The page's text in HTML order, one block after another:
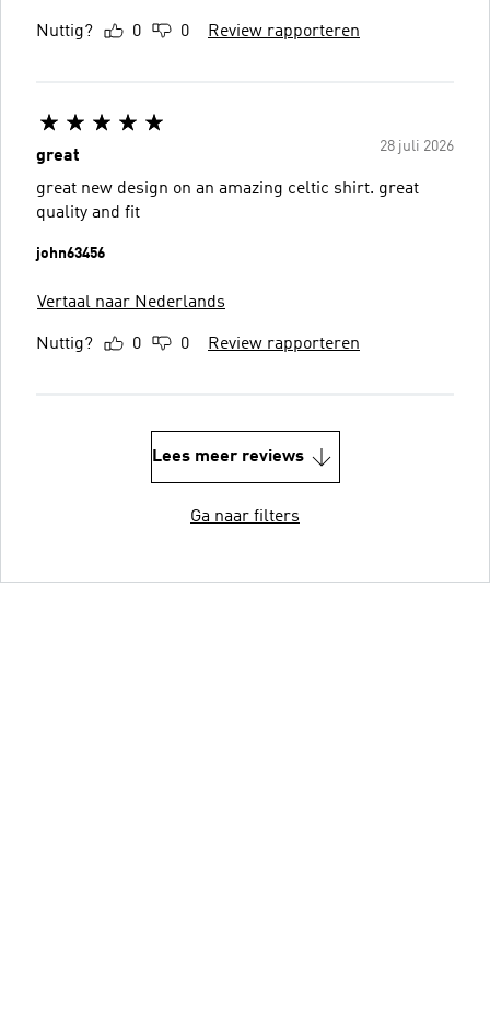
Nuttig? 0 0 Review rapporteren
28 juli 2026
great
great new design on an amazing celtic shirt. great
quality and fit
john63456
Vertaal naar Nederlands
Nuttig? 0 0 Review rapporteren
Lees meer reviews
Ga naar filters